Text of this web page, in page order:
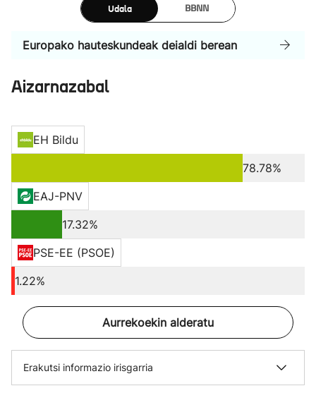
Udala BBNN
Europako hauteskundeak deialdi berean
Aizarnazabal
EH Bildu
78.78%
EAJ-PNV
17.32%
PSE-EE (PSOE)
1.22%
Aurrekoekin alderatu
Erakutsi informazio irisgarria